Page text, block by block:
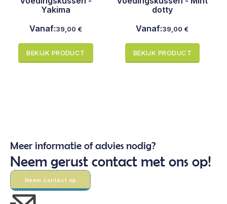
Yakima
Vanaf:39,00 €
BEKIJK PRODUCT
dotty
Vanaf:39,00 €
BEKIJK PRODUCT
Meer informatie of advies nodig?
Neem gerust contact met ons op!
Neem contact op